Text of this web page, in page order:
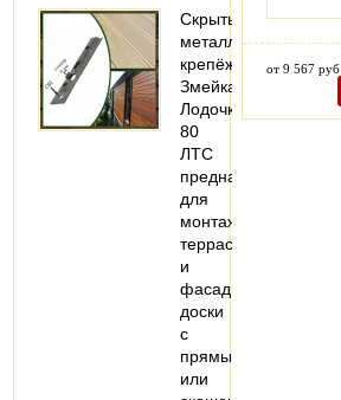
Скрытый
металлический
крепёж
Змейка-
Лодочка
80
ЛТС
предназначен
для
монтажа
террасной
и
фасадной
доски
с
прямым
или
от 9 567 руб